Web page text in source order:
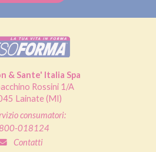
& Sante' Italia Spa
Rossini 1/A
Lainate (MI)
consumatori:
018124
Contatti